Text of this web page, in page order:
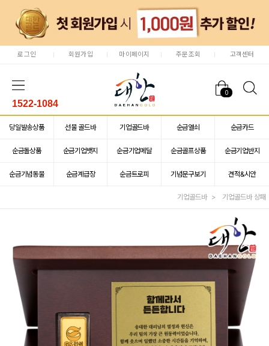
로그인 회원가입 마이페이지 주문조회 고객센터
0
1522-1084
당일발송상품 선물 골드바 기업골드바 순금열쇠 순금카드
순금돌상품 순금기업뱃지 순금기업메달 순금골프상품 순금기업반지
순금기념동물 순금계급장 순금트로피 기념문구보기 견적&시안
기업골드바 기업골드바 상패